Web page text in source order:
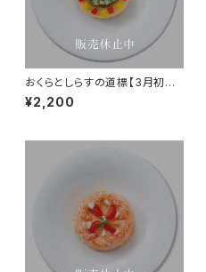
おくらとしらすの道標【3月初旬
配送】
¥2,200